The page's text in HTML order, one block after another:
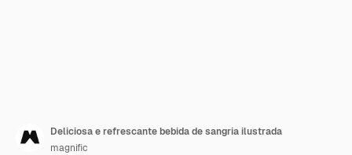
Deliciosa e refrescante bebida de sangria ilustrada
magnific